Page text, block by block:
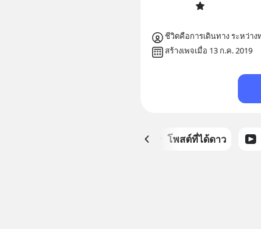
ชีวิตคือการเดินทาง ระหว่าง
สร้างเพจเมื่อ 13 ก.ค. 2019
โพสต์ที่ได้ดาว